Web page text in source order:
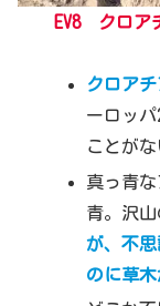
EV8 クロア
クロア
ーロッ
ことが
真っ青
青。沢
が、不
のに草